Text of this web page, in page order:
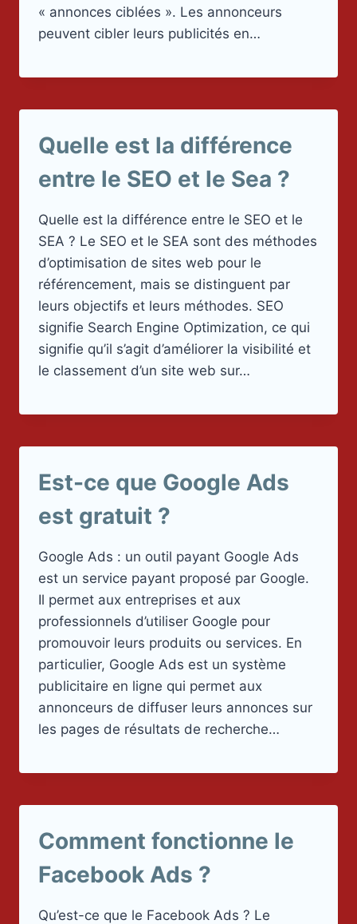
« annonces ciblées ». Les annonceurs
peuvent cibler leurs publicités en…
Quelle est la différence
entre le SEO et le Sea ?
Quelle est la différence entre le SEO et le
SEA ? Le SEO et le SEA sont des méthodes
d’optimisation de sites web pour le
référencement, mais se distinguent par
leurs objectifs et leurs méthodes. SEO
signifie Search Engine Optimization, ce qui
signifie qu’il s’agit d’améliorer la visibilité et
le classement d’un site web sur…
Est-ce que Google Ads
est gratuit ?
Google Ads : un outil payant Google Ads
est un service payant proposé par Google.
Il permet aux entreprises et aux
professionnels d’utiliser Google pour
promouvoir leurs produits ou services. En
particulier, Google Ads est un système
publicitaire en ligne qui permet aux
annonceurs de diffuser leurs annonces sur
les pages de résultats de recherche…
Comment fonctionne le
Facebook Ads ?
Qu’est-ce que le Facebook Ads ? Le